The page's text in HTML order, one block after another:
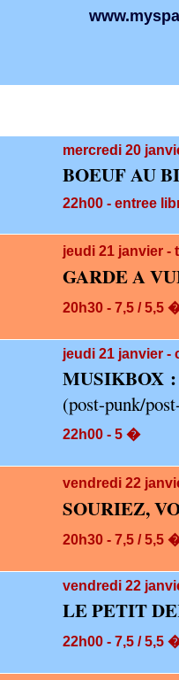
mercredi 20
BOEUF AU
22h00 - entree
jeudi 21 janvier
GARDE A
20h30 - 7,5 / 5,5
jeudi 21 janvier -
MUSIKBOX
(post-punk/
22h00 - 5 �
vendredi 22
SOURIEZ,
20h30 - 7,5 / 5,5
vendredi 22
LE PETIT
22h00 - 7,5 / 5,5